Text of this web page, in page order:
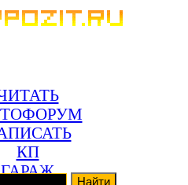
КП
ГАРАЖ